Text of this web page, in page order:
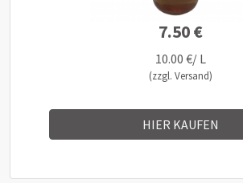
7.50 €
10.00 €/ L
(zzgl. Versand)
HIER KAUFEN